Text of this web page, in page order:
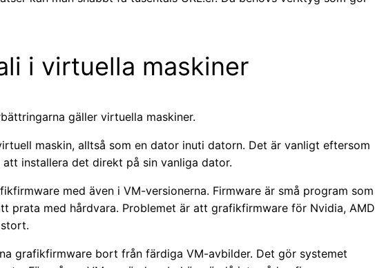
i virtuella maskiner
gäller virtuella maskiner.
maskin, alltså som en dator inuti datorn. Det är vanligt eftersom
att installera det direkt på sin vanliga dator.
med även i VM-versionerna. Firmware är små program som
prata med hårdvara. Problemet är att grafikfirmware för Nvidia, AMD
grafikfirmware bort från färdiga VM-avbilder. Det gör systemet